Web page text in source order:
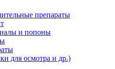
препараты
и попоны
для осмотра и др.)